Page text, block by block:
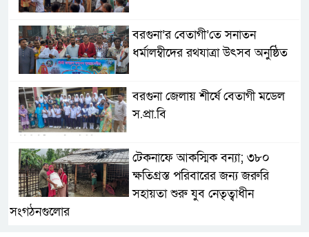
বরগুনা’র বেতাগী’তে সনাতন
ধর্মালম্বীদের রথযাত্রা উৎসব অনুষ্ঠিত
বরগুনা জেলায় শীর্ষে বেতাগী মডেল
স.প্রা.বি
টেকনাফে আকস্মিক বন্যা; ৩৮০
ক্ষতিগ্রস্ত পরিবারের জন্য জরুরি
সহায়তা শুরু যুব নেতৃত্বাধীন
সংগঠনগুলোর